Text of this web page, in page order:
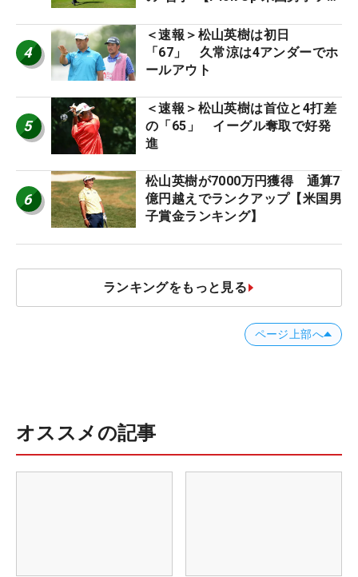
4
＜速報＞松山英樹は初日
「67」 久常涼は4アンダーでホ
ールアウト
5
＜速報＞松山英樹は首位と4打差
の「65」 イーグル奪取で好発
進
6
松山英樹が7000万円獲得 通算7
億円越えでランクアップ【米国男
子賞金ランキング】
ランキングをもっと見る
ページ上部へ
オススメの記事